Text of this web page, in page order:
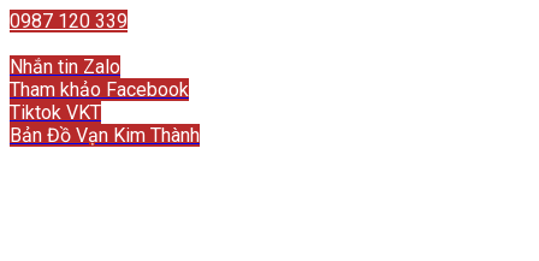
0987 120 339
Nhắn tin Zalo
Tham khảo Facebook
Tiktok VKT
Bản Đồ Vạn Kim Thành